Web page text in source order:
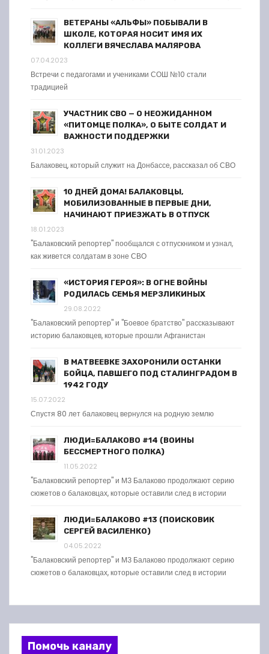
ВЕТЕРАНЫ «АЛЬФЫ» ПОБЫВАЛИ В
ШКОЛЕ, КОТОРАЯ НОСИТ ИМЯ ИХ
КОЛЛЕГИ ВЯЧЕСЛАВА МАЛЯРОВА
07.04.2023
Встречи с педагогами и учениками СОШ №10 стали
традицией
УЧАСТНИК СВО — О НЕОЖИДАННОМ
«ПИТОМЦЕ ПОЛКА», О БЫТЕ СОЛДАТ И
ВАЖНОСТИ ПОДДЕРЖКИ
31.01.2023
Балаковец, который служит на Донбассе, рассказал об СВО
10 ДНЕЙ ДОМА! БАЛАКОВЦЫ,
МОБИЛИЗОВАННЫЕ В ПЕРВЫЕ ДНИ,
НАЧИНАЮТ ПРИЕЗЖАТЬ В ОТПУСК
18.01.2023
"Балаковский репортер" пообщался с отпускником и узнал,
как живется солдатам в зоне СВО
«ИСТОРИЯ ГЕРОЯ»: В ОГНЕ ВОЙНЫ
РОДИЛАСЬ СЕМЬЯ МЕРЗЛИКИНЫХ
29.08.2022
"Балаковский репортер" и "Боевое братство" рассказывают
историю балаковцев, которые прошли Афганистан
В МАТВЕЕВКЕ ЗАХОРОНИЛИ ОСТАНКИ
БОЙЦА, ПАВШЕГО ПОД СТАЛИНГРАДОМ В
1942 ГОДУ
15.07.2022
Спустя 80 лет балаковец вернулся на родную землю
ЛЮДИ=БАЛАКОВО #14 (ВОИНЫ
БЕССМЕРТНОГО ПОЛКА)
11.05.2022
"Балаковский репортер" и МЗ Балаково продолжают серию
сюжетов о балаковцах, которые оставили след в истории
ЛЮДИ=БАЛАКОВО #13 (ПОИСКОВИК
СЕРГЕЙ ВАСИЛЕНКО)
04.05.2022
"Балаковский репортер" и МЗ Балаково продолжают серию
сюжетов о балаковцах, которые оставили след в истории
Помочь каналу